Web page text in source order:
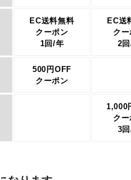
EC送料無料
クーポン
1回/年
EC送
ク
2
500円OFF
クーポン
1,000
ク
3